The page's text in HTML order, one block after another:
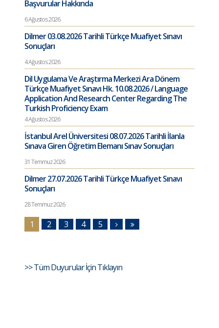
Başvurular Hakkında
6 Ağustos 2026
Dilmer 03.08.2026 Tarihli Türkçe Muafiyet Sınavı
Sonuçları
4 Ağustos 2026
Dil Uygulama Ve Araştırma Merkezi Ara Dönem
Türkçe Muafiyet Sınavı Hk. 10.08.2026 / Language
Application And Research Center Regarding The
Turkish Proficiency Exam
4 Ağustos 2026
İstanbul Arel Üniversitesi 08.07.2026 Tarihli İlanla
Sınava Giren Öğretim Elemanı Sınav Sonuçları
31 Temmuz 2026
Dilmer 27.07.2026 Tarihli Türkçe Muafiyet Sınavı
Sonuçları
28 Temmuz 2026
1 2 3 4 5
>> Tüm Duyurular İçin Tıklayın